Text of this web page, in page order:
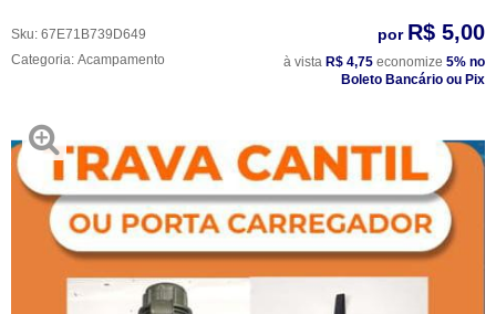
Sku: 67E71B739D649
Categoria: Acampamento
por R$ 5,00
à vista R$ 4,75 economize 5% no
Boleto Bancário ou Pix